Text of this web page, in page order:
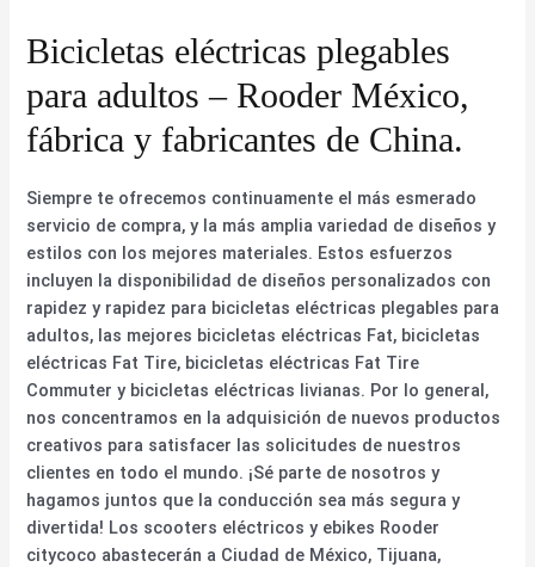
Bicicletas eléctricas plegables
para adultos – Rooder México,
fábrica y fabricantes de China.
Siempre te ofrecemos continuamente el más esmerado
servicio de compra, y la más amplia variedad de diseños y
estilos con los mejores materiales. Estos esfuerzos
incluyen la disponibilidad de diseños personalizados con
rapidez y rapidez para bicicletas eléctricas plegables para
adultos, las mejores bicicletas eléctricas Fat, bicicletas
eléctricas Fat Tire, bicicletas eléctricas Fat Tire
Commuter y bicicletas eléctricas livianas. Por lo general,
nos concentramos en la adquisición de nuevos productos
creativos para satisfacer las solicitudes de nuestros
clientes en todo el mundo. ¡Sé parte de nosotros y
hagamos juntos que la conducción sea más segura y
divertida! Los scooters eléctricos y ebikes Rooder
citycoco abastecerán a Ciudad de México, Tijuana,